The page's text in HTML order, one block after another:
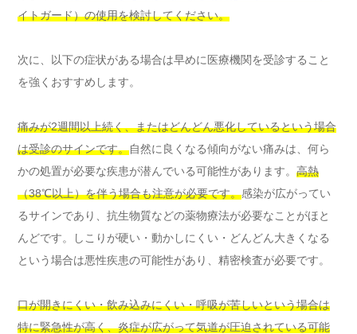
イトガード）の使用を検討してください。
次に、以下の症状がある場合は早めに医療機関を受診すること
を強くおすすめします。
痛みが2週間以上続く、またはどんどん悪化しているという場合
は受診のサインです。自然に良くなる傾向がない痛みは、何ら
かの処置が必要な疾患が潜んでいる可能性があります。 高熱
（38℃以上）を伴う場合も注意が必要です。感染が広がってい
るサインであり、抗生物質などの薬物療法が必要なことがほと
んどです。しこりが硬い・動かしにくい・どんどん大きくなる
という場合は悪性疾患の可能性があり、精密検査が必要です。
口が開きにくい・飲み込みにくい・呼吸が苦しいという場合は
特に緊急性が高く、炎症が広がって気道が圧迫されている可能